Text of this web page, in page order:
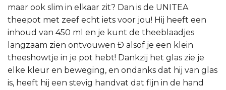
maar ook slim in elkaar zit? Dan is de UNITEA
theepot met zeef echt iets voor jou! Hij heeft een
inhoud van 450 ml en je kunt de theeblaadjes
langzaam zien ontvouwen Ð alsof je een klein
theeshowtje in je pot hebt! Dankzij het glas zie je
elke kleur en beweging, en ondanks dat hij van glas
is, heeft hij een stevig handvat dat fijn in de hand